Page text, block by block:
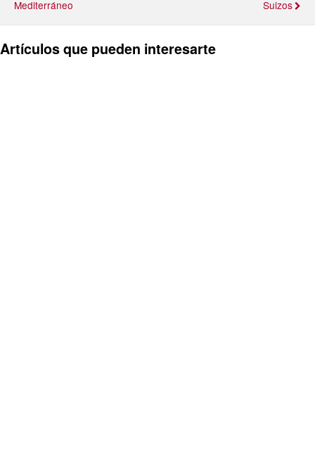
Mediterráneo
Suizos
Artículos que pueden interesarte